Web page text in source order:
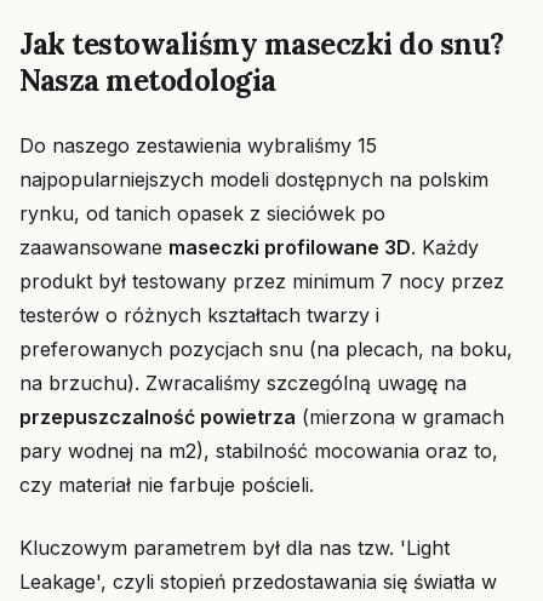
Jak testowaliśmy maseczki do snu?
Nasza metodologia
Do naszego zestawienia wybraliśmy 15
najpopularniejszych modeli dostępnych na polskim
rynku, od tanich opasek z sieciówek po
zaawansowane maseczki profilowane 3D. Każdy
produkt był testowany przez minimum 7 nocy przez
testerów o różnych kształtach twarzy i
preferowanych pozycjach snu (na plecach, na boku,
na brzuchu). Zwracaliśmy szczególną uwagę na
przepuszczalność powietrza (mierzona w gramach
pary wodnej na m2), stabilność mocowania oraz to,
czy materiał nie farbuje pościeli.
Kluczowym parametrem był dla nas tzw. 'Light
Leakage', czyli stopień przedostawania się światła w